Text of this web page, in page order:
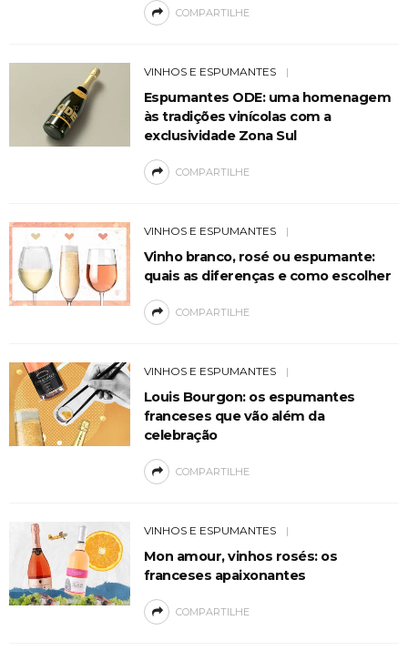
COMPARTILHE
VINHOS E ESPUMANTES
Espumantes ODE: uma homenagem
às tradições vinícolas com a
exclusividade Zona Sul
COMPARTILHE
VINHOS E ESPUMANTES
Vinho branco, rosé ou espumante:
quais as diferenças e como escolher
COMPARTILHE
VINHOS E ESPUMANTES
Louis Bourgon: os espumantes
franceses que vão além da
celebração
COMPARTILHE
VINHOS E ESPUMANTES
Mon amour, vinhos rosés: os
franceses apaixonantes
COMPARTILHE